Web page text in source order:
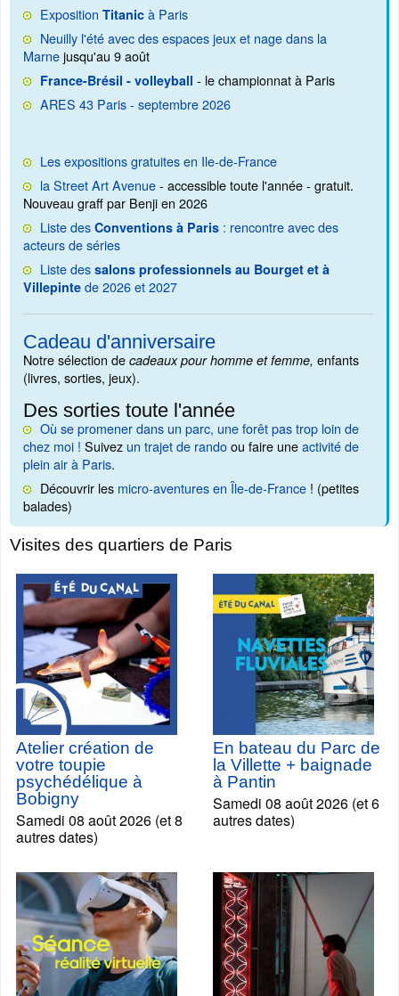
Exposition Titanic à Paris
Neuilly l'été avec des espaces jeux et nage dans la
Marnejusqu'au 9 août
France-Brésil - volleyball - le championnat à Paris
ARES 43 Paris - septembre 2026
Les expositions gratuites en Ile-de-France
la Street Art Avenue- accessible toute l'année - gratuit.
Nouveau graff par Benji en 2026
Liste des Conventions à Paris : rencontre avec des
acteurs de séries
Liste des salons professionnels au Bourget et à
Villepinte de 2026 et 2027
Cadeau d'anniversaire
Notre sélection de cadeaux pour homme et femme, enfants
(livres, sorties, jeux).
Des sorties toute l'année
Où se promener dans un parc, une forêt pas trop loin de
chez moi ! Suivez un trajet de randoou faire uneactivité de
plein air à Paris.
Découvrir les micro-aventures en Île-de-France ! (petites
balades)
Visites des quartiers de Paris
Atelier création de
votre toupie
psychédélique à
Bobigny
Samedi 08 août 2026 (et 8
autres dates)
En bateau du Parc de
la Villette + baignade
à Pantin
Samedi 08 août 2026 (et 6
autres dates)